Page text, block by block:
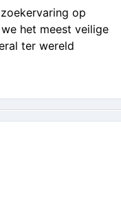
op
het meest veilige
ter wereld